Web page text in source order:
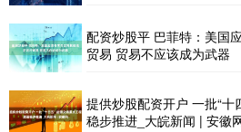
配资炒股平 巴菲特：美国
贸易 贸易不应该成为武器
提供炒股配资开户 一批“
稳步推进_大皖新闻 | 安徽